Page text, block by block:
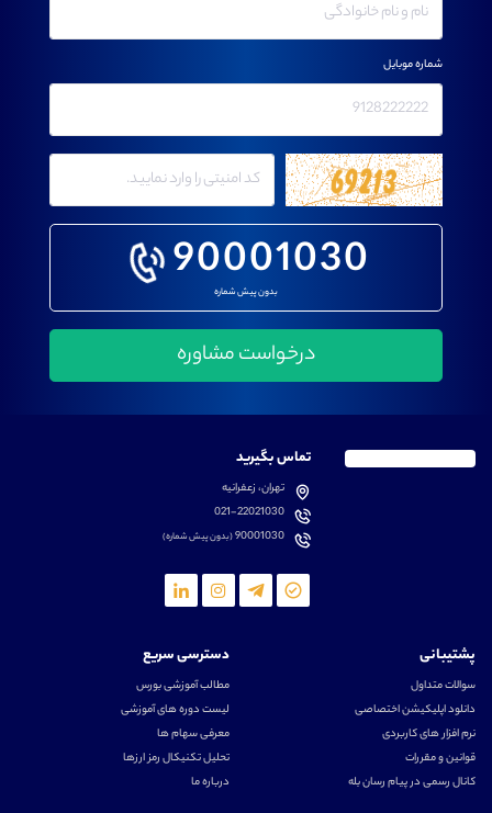
90001030
بدون پیش شماره
شماره موبایل
تماس بگیرید
تهران، زعفرانیه
021-22021030
90001030(بدون پیش شماره)
پشتیبانی
سوالات متداول
دانلود اپلیکیشن اختصاصی
نرم افزار های کاربردی
قوانین و مقررات
کانال رسمی در پیام رسان بله
دسترسی سریع
مطالب آموزشی بورس
لیست دوره های آموزشی
معرفی سهام ها
تحلیل تکنیکال رمز ارزها
درباره ما